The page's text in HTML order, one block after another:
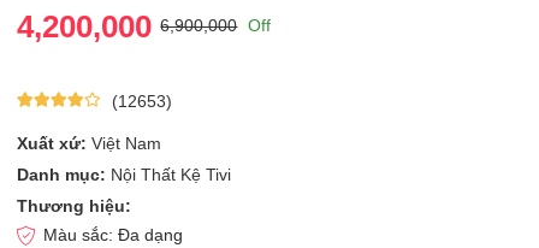
4,200,000 6,900,000 Off
(12653)
Xuất xứ: Việt Nam
Danh mục: Nội Thất Kệ Tivi
Thương hiệu:
Màu sắc: Đa dạng